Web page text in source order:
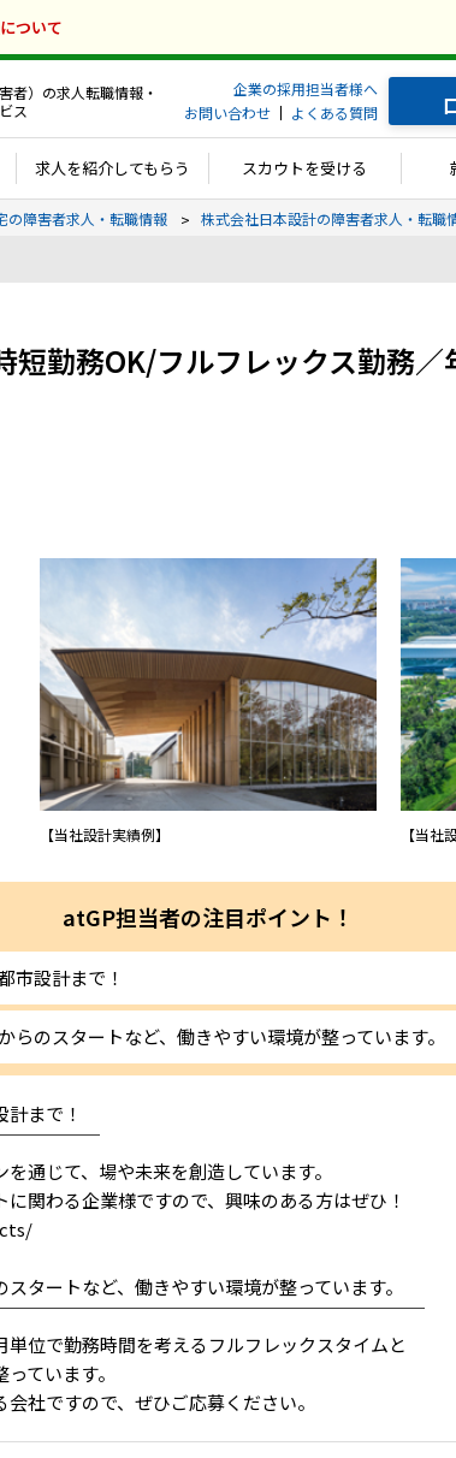
ついて
者）の求人転職情報・
ス
企業の採用担当者様へ
お問い合わせ
よくある質問
求人を紹介してもらう スカウトを受ける
の障害者求人・転職情報 株式会社日本設計の障害者求人・転職
勤務OK/フルフレックス勤務／
【当社設計実績例】 【当社
atGP担当者の注目ポイント！
市設計まで！
らのスタートなど、働きやすい環境が整っています。
まで！
￣￣￣￣￣
通じて、場や未来を創造しています。
関わる企業様ですので、興味のある方はぜひ！
タートなど、働きやすい環境が整っています。
￣￣￣￣￣￣￣￣￣￣￣￣￣￣￣￣￣￣￣￣￣￣
位で勤務時間を考えるフルフレックスタイムと
ています。
社ですので、ぜひご応募ください。